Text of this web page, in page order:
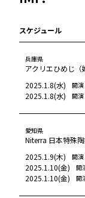
スケジュール
兵庫県
アクリエひめじ
2025.1.8(水) 開演
2025.1.8(水) 開演
愛知県
Niterra 日本特殊
2025.1.9(木) 開演
2025.1.10(金) 開
2025.1.10(金) 開